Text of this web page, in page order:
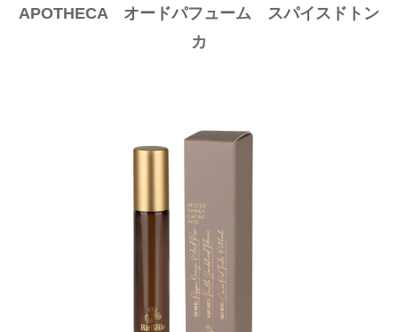
APOTHECA オードパフューム スパイスドトン
カ